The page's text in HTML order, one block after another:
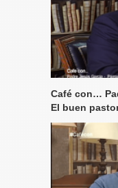
Café con…
El buen